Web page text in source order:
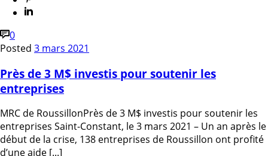
0
Posted 3 mars 2021
Près de 3 M$ investis pour soutenir les
entreprises
MRC de RoussillonPrès de 3 M$ investis pour soutenir les
entreprises Saint-Constant, le 3 mars 2021 – Un an après le
début de la crise, 138 entreprises de Roussillon ont profité
d’une aide [...]